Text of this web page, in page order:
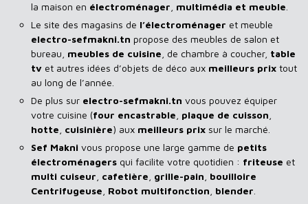
la maison en électroménager multimédia et meuble
Le site des magasins de l’électroménager et meuble
electro-sefmakni.tn propose des meubles de salon et
bureau, meubles de cuisine , de chambre à coucher, table
tv et autres idées d’objets de déco aux meilleurs prix tout
au long de l’année.
De plus sur electro-sefmakni.tn vous pouvez équiper
votre cuisine (four encastrable plaque de cuisson
hotte cuisinière) aux meilleurs prix sur le marché.
Sef Makni vous propose une large gamme de petits
électroménagers qui facilite votre quotidien : friteuse et
multi cuiseur cafetière grille-pain bouilloire
Centrifugeuse Robot multifonction blender